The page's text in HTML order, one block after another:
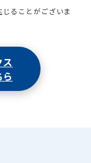
ることがございま